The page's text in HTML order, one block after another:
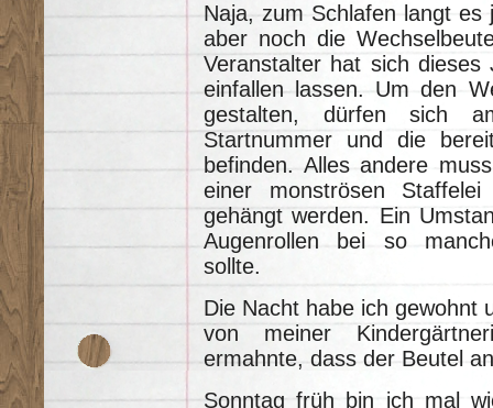
Naja, zum Schlafen langt
aber noch die
Veranstalter hat sich
einfallen lassen. Um den
gestalten, dürfen sich
Startnummer und die
befinden. Alles andere
einer monströsen
gehängt werden. Ein
Augenrollen bei so
sollte.
Die Nacht habe ich gewohnt
von meiner
ermahnte, dass der Beutel
Sonntag früh bin ich mal